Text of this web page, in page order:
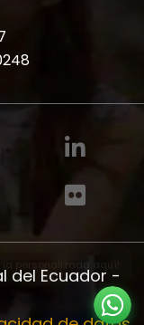
del Ecuador -
personalizada aquí!